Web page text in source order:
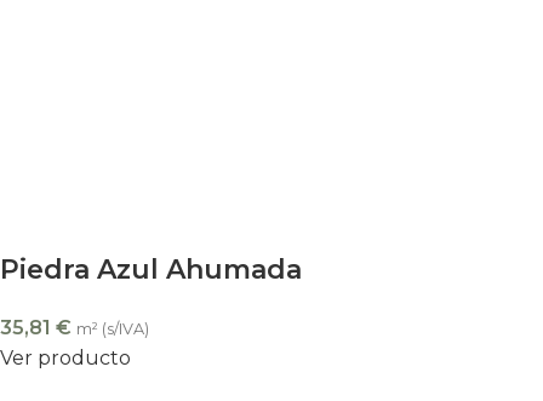
Piedra Azul Ahumada
35,81 € m² (s/IVA)
Ver producto